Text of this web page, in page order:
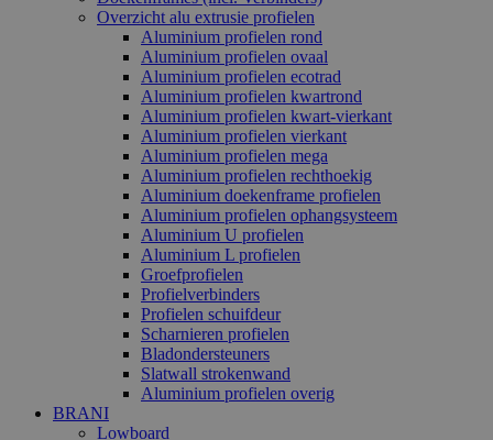
Overzicht alu extrusie profielen
Aluminium profielen rond
Aluminium profielen ovaal
Aluminium profielen ecotrad
Aluminium profielen kwartrond
Aluminium profielen kwart-vierkant
Aluminium profielen vierkant
Aluminium profielen mega
Aluminium profielen rechthoekig
Aluminium doekenframe profielen
Aluminium profielen ophangsysteem
Aluminium U profielen
Aluminium L profielen
Groefprofielen
Profielverbinders
Profielen schuifdeur
Scharnieren profielen
Bladondersteuners
Slatwall strokenwand
Aluminium profielen overig
BRANI
Lowboard